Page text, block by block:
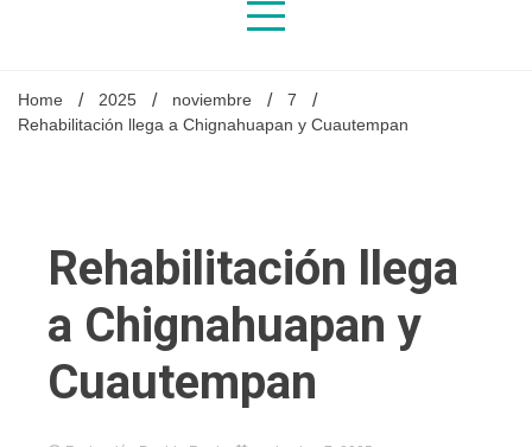
Home 2025 noviembre
7
Rehabilitación llega a Chignahuapan y Cuautempan
Rehabilitación llega
a Chignahuapan y
Cuautempan